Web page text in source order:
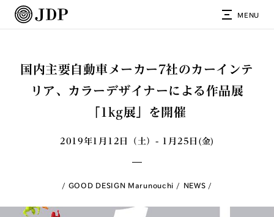
MENU
国内主要自動車メーカー7社のカーインテ
リア、カラーデザイナーによる作品展
「1kg展」を開催
2019年1月12日（土）- 1月25日(金)
GOOD DESIGN Marunouchi NEWS